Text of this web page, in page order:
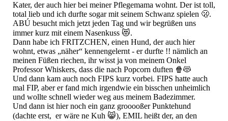
Kater, der auch hier bei meiner Pflegemama wohnt. Der ist toll,
total lieb und ich durfte sogar mit seinem Schwanz spielen 🫢.
ABÚ besucht mich jetzt jeden Tag und wir begrüßen uns
immer kurz mit einem Nasenkuss 😻.
Dann habe ich FRITZCHEN, einen Hund, der auch hier
wohnt, etwas „näher“ kennengelernt - er durfte !! nämlich an
meinen Füßen riechen, ihr wisst ja von meinem Onkel
Professor Whiskers, dass die nach Popcorn duften 🍿😻
Und dann kam auch noch FIPS kurz vorbei. FIPS hatte auch
mal FIP, aber er fand mich irgendwie ein bisschen unheimlich
und wollte schnell wieder weg aus meinem Badezimmer.
Und dann ist hier noch ein ganz grooooßer Punktehund
(dachte erst, er wäre ne Kuh 😸), EMIL heißt der, an den